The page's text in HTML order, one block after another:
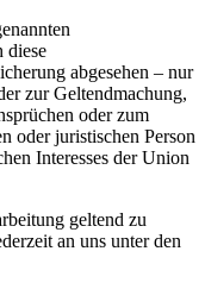
diese
abgesehen – nur
zur Geltendmachung,
oder zum
oder juristischen Person
Interesses der Union
geltend zu
an uns unter den